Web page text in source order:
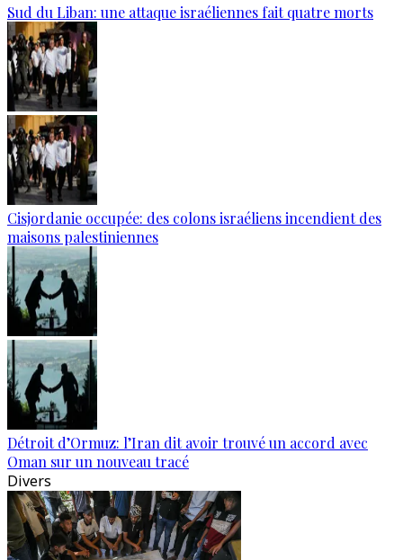
Sud du Liban: une attaque israéliennes fait quatre morts
Cisjordanie occupée: des colons israéliens incendient des
maisons palestiniennes
Détroit d’Ormuz: l’Iran dit avoir trouvé un accord avec
Oman sur un nouveau tracé
Divers